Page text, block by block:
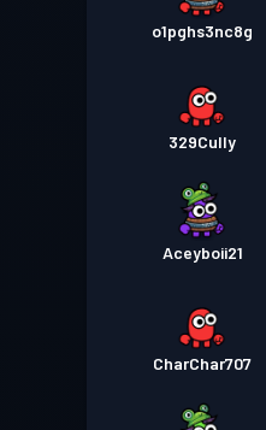
o1pghs3nc8g
329Cully
Aceyboii21
CharChar707